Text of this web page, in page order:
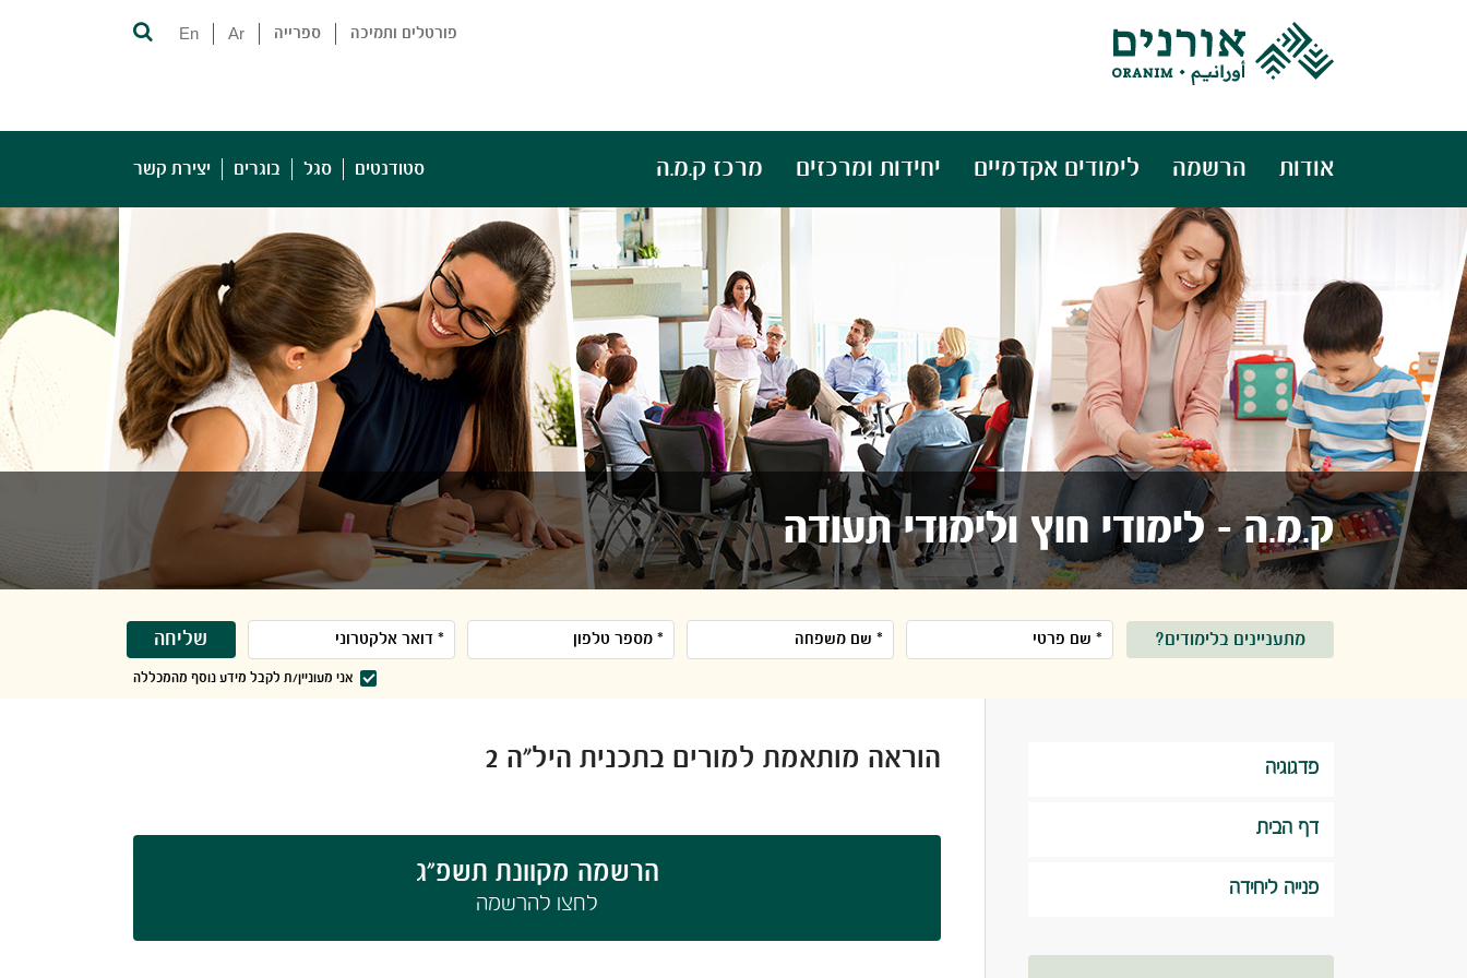
פורטלים ותמיכה ספרייה Ar
En
אודות הרשמה לימודים אקדמיים יחידות ומרכזים מרכז ק.מ.ה סטודנטים סגל בוגרים יצירת קשר
ק.מ.ה - לימודי חוץ ולימודי תעודה
מתעניינים בלימודים? שליחה
אני מעוניין/ת לקבל מידע נוסף מהמכללה
הוראה מותאמת למורים בתכנית היל"ה 2
הרשמה מקוונת תשפ"ג
לחצו להרשמה​​​​​​​​​​​
פדגוגיה
דף הבית
פנייה ליחידה